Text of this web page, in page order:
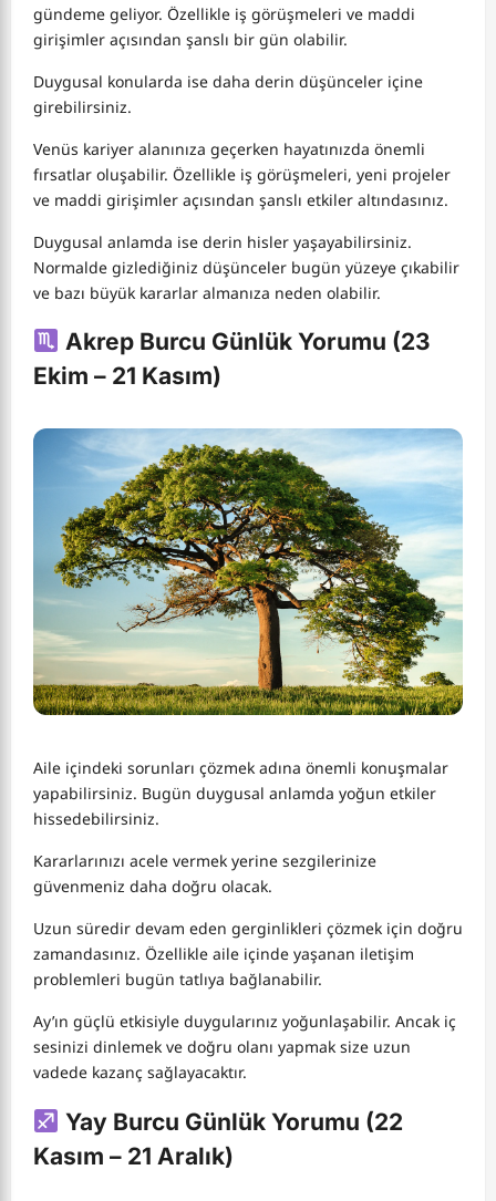
gündeme geliyor. Özellikle iş görüşmeleri ve maddi
girişimler açısından şanslı bir gün olabilir.
Duygusal konularda ise daha derin düşünceler içine
girebilirsiniz.
Venüs kariyer alanınıza geçerken hayatınızda önemli
fırsatlar oluşabilir. Özellikle iş görüşmeleri, yeni projeler
ve maddi girişimler açısından şanslı etkiler altındasınız.
Duygusal anlamda ise derin hisler yaşayabilirsiniz.
Normalde gizlediğiniz düşünceler bugün yüzeye çıkabilir
ve bazı büyük kararlar almanıza neden olabilir.
Akrep Burcu Günlük Yorumu (23
Ekim – 21 Kasım)
Aile içindeki sorunları çözmek adına önemli konuşmalar
yapabilirsiniz. Bugün duygusal anlamda yoğun etkiler
hissedebilirsiniz.
Kararlarınızı acele vermek yerine sezgilerinize
güvenmeniz daha doğru olacak.
Uzun süredir devam eden gerginlikleri çözmek için doğru
zamandasınız. Özellikle aile içinde yaşanan iletişim
problemleri bugün tatlıya bağlanabilir.
Ay’ın güçlü etkisiyle duygularınız yoğunlaşabilir. Ancak iç
sesinizi dinlemek ve doğru olanı yapmak size uzun
vadede kazanç sağlayacaktır.
Yay Burcu Günlük Yorumu (22
Kasım – 21 Aralık)